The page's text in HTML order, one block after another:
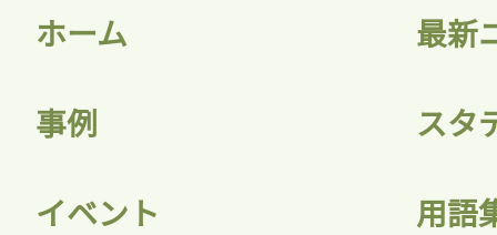
ホーム 最新
事例 スタ
イベント 用語